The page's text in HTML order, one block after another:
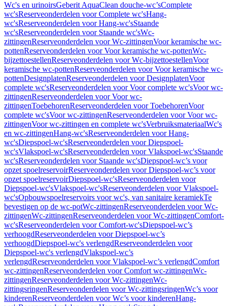
Wc's en urinoirsGeberit AquaClean douche-wc’sComplete
wc'sReserveonderdelen voor Complete wc'sHang-
wc'sReserveonderdelen voor Hang-wc'sStaande
wc'sReserveonderdelen voor Staande wc'sWc-
zittingenReserveonderdelen voor Wc-zittingenVoor keramische wc-
pottenReserveonderdelen voor Voor keramische wc-pottenWc-
bijzettoestellenReserveonderdelen voor Wc-bijzettoestellenVoor
keramische wc-pottenReserveonderdelen voor Voor keramische wc-
pottenDesignplatenReserveonderdelen voor DesignplatenVoor
complete wc'sReserveonderdelen voor Voor complete wc'sVoor wc-
zittingenReserveonderdelen voor Voor wc-
zittingenToebehorenReserveonderdelen voor ToebehorenVoor
complete wc'sVoor wc-zittingenReserveonderdelen voor Voor wc-
zittingenVoor wc-zittingen en complete wc'sVerbruiksmateriaalWc's
en wc-zittingenHang-wc'sReserveonderdelen voor Hang-
wc'sDiepspoel-wc'sReserveonderdelen voor Diepspoel-
wc'sVlakspoel-wc'sReserveonderdelen voor Vlakspoel-wc'sStaande
wc'sReserveonderdelen voor Staande wc'sDiepspoel-wc’s voor
opzet spoelreservoirReserveonderdelen voor Diepspoel-wc’s voor
opzet spoelreservoirDiepspoel-wc'sReserveonderdelen voor
Diepspoel-wc'sVlakspoel-wc'sReserveonderdelen voor Vlakspoel-
wc'sOpbouwspoelreservoirs voor wc's, van sanitaire keramiekTe
bevestigen op de wc-potWc-zittingenReserveonderdelen voor Wc-
zittingenWc-zittingenReserveonderdelen voor Wc-zittingenComfort-
wc'sReserveonderdelen voor Comfort-wc'sDiepspoel-wc’s
verhoogdReserveonderdelen voor Diepspoel-wc’s
verhoogdDiepspoel-wc's verlengdReserveonderdelen voor
Diepspoel-wc's verlengdVlakspoel-wc’s
verlengdReserveonderdelen voor Vlakspoel-wc’s verlengdComfort
wc-zittingenReserveonderdelen voor Comfort wc-zittingenWc-
zittingenReserveonderdelen voor Wc-zittingenWc-
zittingsringenReserveonderdelen voor Wc-zittingsringenWc’s voor
kinderenReserveonderdelen voor Wc’s voor kinderenHang-